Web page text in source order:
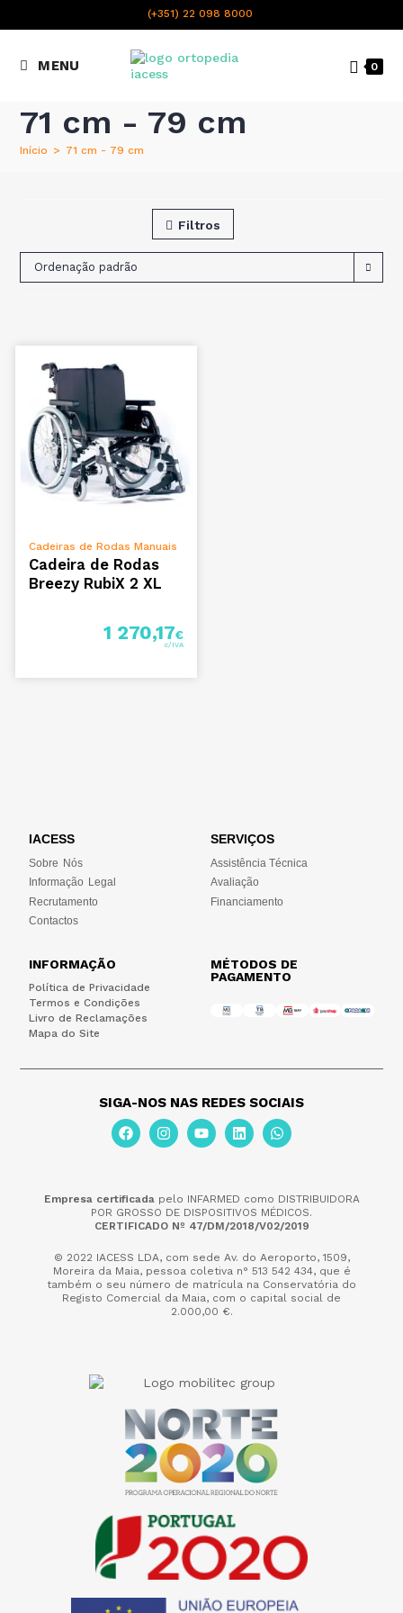
(+351) 22 098 8000
MENU 0
71 cm - 79 cm
Início > 71 cm - 79 cm
Filtros
Ordenação padrão
VER OPÇÕES
Cadeiras de Rodas Manuais
Cadeira de Rodas
Breezy RubiX 2 XL
1 270,17€
IACESS
Sobre Nós
Informação Legal
Recrutamento
Contactos
SERVIÇOS
Assistência Técnica
Avaliação
Financiamento
INFORMAÇÃO
Política de Privacidade
Termos e Condições
Livro de Reclamações
Mapa do Site
MÉTODOS DE
PAGAMENTO
SIGA-NOS NAS REDES SOCIAIS
Empresa certificadapelo INFARMED como DISTRIBUIDORA
POR GROSSO DE DISPOSITIVOS MÉDICOS.
CERTIFICADO Nº 47/DM/2018/V02/2019
© 2022 IACESS LDA, com sede Av. do Aeroporto, 1509,
Moreira da Maia, pessoa coletiva n° 513 542 434, que é
também o seu número de matrícula na Conservatória do
Registo Comercial da Maia, com o capital social de
2.000,00 €.